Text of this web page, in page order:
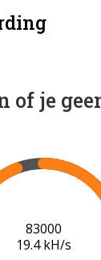
of je
84000
19.4 kH/s